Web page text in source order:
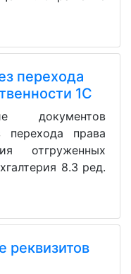
перехода
1С
документов
перехода права
отгруженных
8.3 ред.
реквизитов